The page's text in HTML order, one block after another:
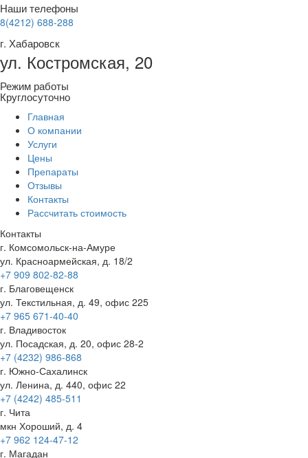
Наши телефоны
8(4212) 688-288
г. Хабаровск
ул. Костромская, 20
Режим работы
Круглосуточно
Главная
О компании
Услуги
Цены
Препараты
Отзывы
Контакты
Рассчитать стоимость
Контакты
г. Комсомольск-на-Амуре
ул. Красноармейская, д. 18/2
+7 909 802-82-88
г. Благовещенск
ул. Текстильная, д. 49, офис 225
+7 965 671-40-40
г. Владивосток
ул. Посадская, д. 20, офис 28-2
+7 (4232) 986-868
г. Южно-Сахалинск
ул. Ленина, д. 440, офис 22
+7 (4242) 485-511
г. Чита
мкн Хороший, д. 4
+7 962 124-47-12
г. Магадан